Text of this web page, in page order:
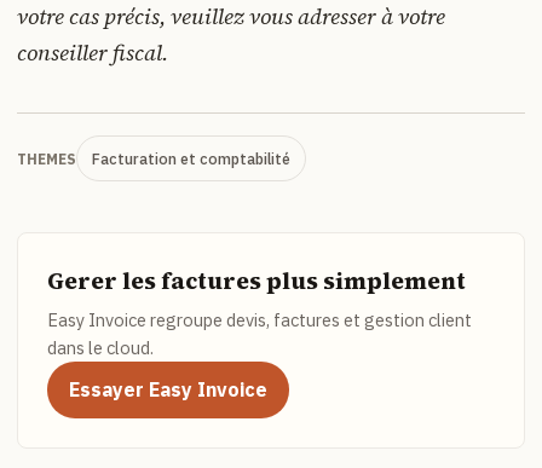
votre cas précis, veuillez vous adresser à votre
conseiller fiscal.
THEMES Facturation et comptabilité
Gerer les factures plus simplement
Easy Invoice regroupe devis, factures et gestion client
dans le cloud.
Essayer Easy Invoice